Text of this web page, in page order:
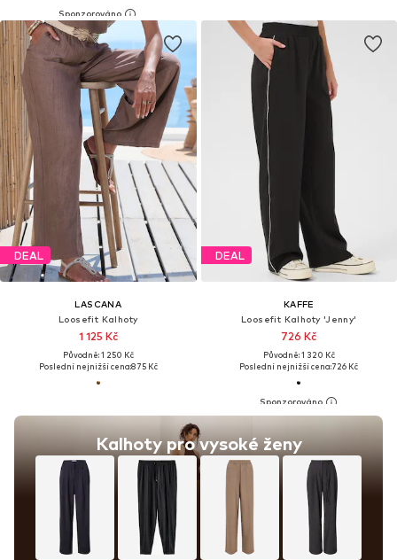
DEAL
LASCANA
Loosefit Kalhoty
1 125 Kč
Původně: 1 250 Kč
Poslední nejnižší cena:875 Kč
Kalhoty pro vysoké ženy
DEAL
KAFFE
Loosefit Kalhoty 'Jenny'
726 Kč
Původně: 1 320 Kč
Poslední nejnižší cena:726 Kč